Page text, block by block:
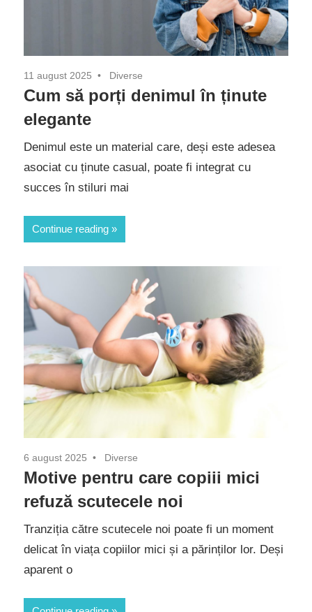
11 august 2025 Diverse
Cum să porți denimul în ținute
elegante
Denimul este un material care, deși este adesea
asociat cu ținute casual, poate fi integrat cu
succes în stiluri mai
Continue reading
6 august 2025 Diverse
Motive pentru care copiii mici
refuză scutecele noi
Tranziția către scutecele noi poate fi un moment
delicat în viața copiilor mici și a părinților lor. Deși
aparent o